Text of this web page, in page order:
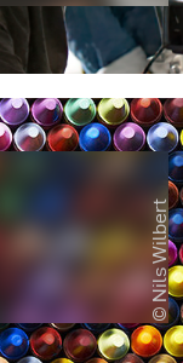
© Nils Wilbert